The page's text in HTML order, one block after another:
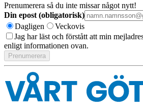
Prenumerera så du inte missar något nytt!
Din epost (obligatorisk)
Dagligen
Veckovis
Jag har läst och förstått att min
enligt informationen ovan.